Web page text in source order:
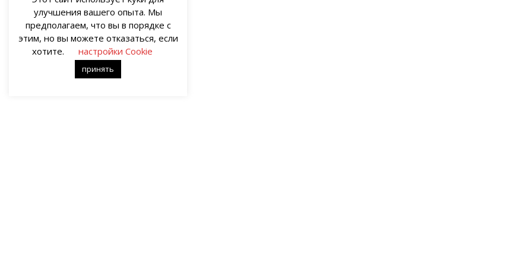
улучшения вашего опыта. Мы
предполагаем, что вы в порядке с
этим, но вы можете отказаться, если
хотите.
настройки Cookie
принять